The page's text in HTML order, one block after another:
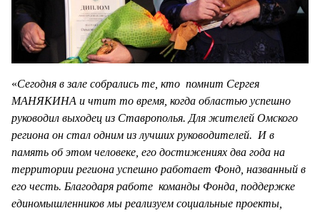
«Сегодня в зале собрались те, кто помнит Сергея
МАНЯКИНА и чтит то время, когда областью успешно
руководил выходец из Ставрополья. Для жителей Омского
региона он стал одним из лучших руководителей. И в
память об этом человеке, его достижениях два года на
территории региона успешно работает Фонд, названный в
его честь. Благодаря работе команды Фонда, поддержке
единомышленников мы реализуем социальные проекты,